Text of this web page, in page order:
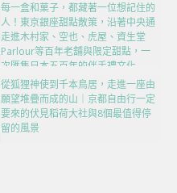
每一盒和菓子，都藏著一位想記住的
人！東京銀座甜點散策，沿著中央通
走進木村家、空也、虎屋、資生堂
Parlour等百年老舖與限定甜點，一
次匯集日本五百年的伴手禮文化
從狐狸神使到千本鳥居，走進一座由
願望堆疊而成的山｜京都自由行一定
要來的伏見稻荷大社與8個最值得停
留的風景